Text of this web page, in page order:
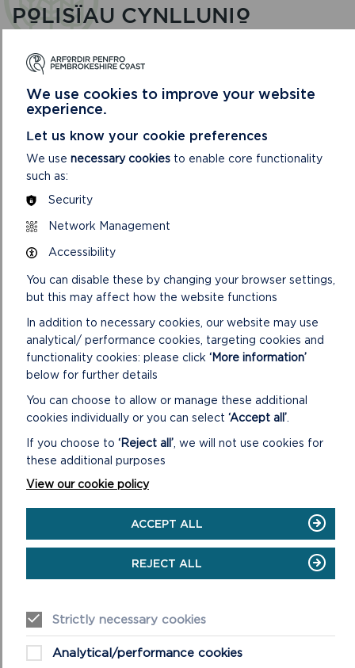
POLISÏAU CYNLLUNIO
CYNLLUN DATBLYGU LLEOL 3 NEWYDD
AWDURDOD PARC CENEDLAETHOL
ARFORDIR PENFRO: 2025 I 2040
Mae’r gwaith wedi dechrau nawr ar 3ydd Cynllun
Datblygu Lleol newydd (CDLl) Awdurdod Parc
Cenedlaethol Arfordir Penfro. Bydd CDLl3 yn disodli ac
yn ...
ON
CYNLLUN
DATBLYGU
3
NEWYDD
CENEDLAETHOL
ARFORDIR
PENFRO:
YMGYNGHORIADAU CDLL 3
We use cookies to improve your website
experience.
Let us know your cookie preferences
We use necessary cookies to enable core functionality
such as:
Security
Network Management
Accessibility
You can disable these by changing your browser settings,
but this may affect how the website functions
In addition to necessary cookies, our website may use
analytical/ performance cookies, targeting cookies and
functionality cookies: please click ‘More information’
below for further details
You can choose to allow or manage these additional
cookies individually or you can select ‘Accept all’.
If you choose to ‘Reject all’, we will not use cookies for
these additional purposes
View our cookie policy
ACCEPT ALL
REJECT ALL
Strictly necessary cookies
Analytical/performance cookies